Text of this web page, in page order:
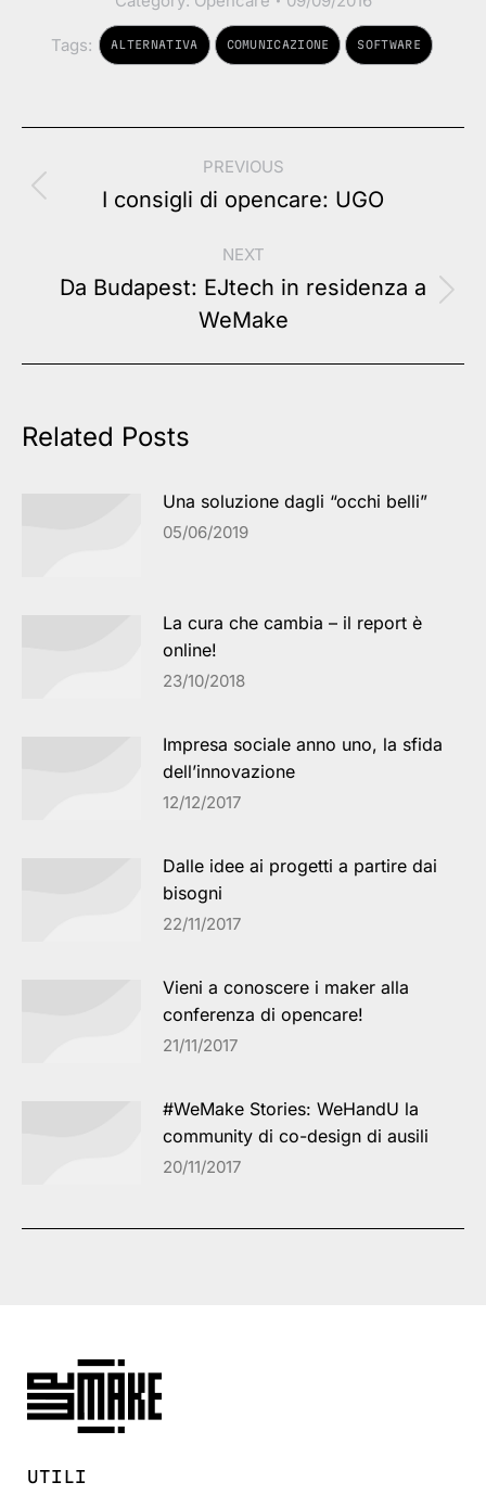
Tags: ALTERNATIVA COMUNICAZIONE SOFTWARE
navigation
PREVIOUS
Previous
I consigli di opencare: UGO
NEXT
Next
post:
Da Budapest: EJtech in residenza a
WeMake
Related Posts
Una soluzione dagli “occhi belli”
05/06/2019
La cura che cambia – il report è
online!
23/10/2018
Impresa sociale anno uno, la sfida
dell’innovazione
12/12/2017
Dalle idee ai progetti a partire dai
bisogni
22/11/2017
Vieni a conoscere i maker alla
conferenza di opencare!
21/11/2017
#WeMake Stories: WeHandU la
community di co-design di ausili
20/11/2017
UTILI